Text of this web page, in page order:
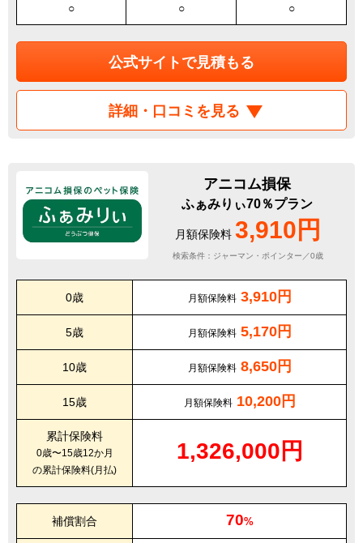
○ ○ ○
公式サイトで見積もる
詳細・口コミを見る
アニコム損保
ふぁみりぃ70％プラン
月額保険料 3,910円
検索条件：ジャーマン・ポインター／0歳
0歳 月額保険料 3,910円
5歳 月額保険料 5,170円
10歳 月額保険料 8,650円
15歳 月額保険料 10,200円
累計保険料
0歳〜15歳12か月
の累計保険料(月払)
1,326,000円
補償割合 70%